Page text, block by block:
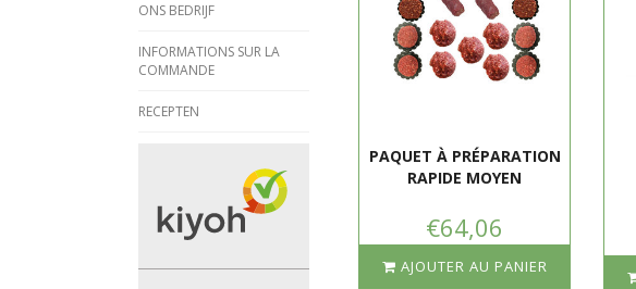
ONS BEDRIJF
INFORMATIONS SUR LA
COMMANDE
RECEPTEN
PAQUET À PRÉPARATION
RAPIDE MOYEN
€64,06
AJOUTER AU PANIER